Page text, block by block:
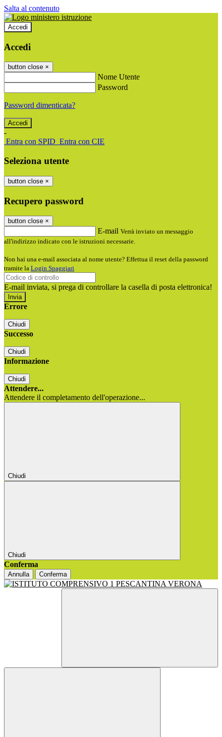
Salta al contenuto
Accedi
Accedi
button close ×
Nome Utente
Password
Password dimenticata?
-
Entra con SPID Entra con CIE
Seleziona utente
button close ×
Recupero password
button close ×
E-mail Verrà inviato un messaggio
all'indirizzo indicato con le istruzioni necessarie.
Non hai una e-mail associata al nome utente? Effettua il reset della password
tramite la Login Spaggiari
E-mail inviata, si prega di controllare la casella di posta elettronica!
Errore
Chiudi
Successo
Chiudi
Informazione
Chiudi
Attendere...
Attendere il completamento dell'operazione...
Chiudi
Chiudi
Conferma
Annulla Conferma